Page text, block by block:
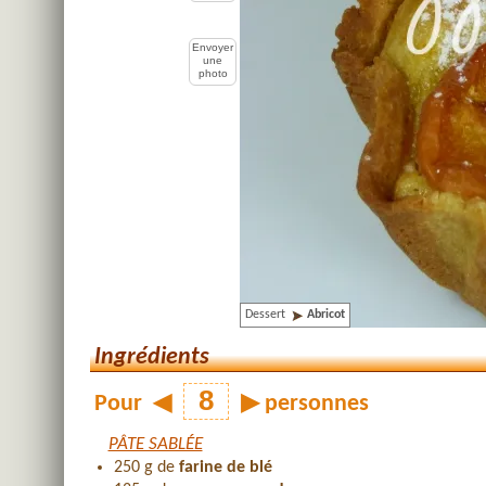
Envoyer
une
photo
Dessert Abricot
Ingrédients
Pour ◀ ▶ personnes
PÂTE SABLÉE
250 g de farine de blé